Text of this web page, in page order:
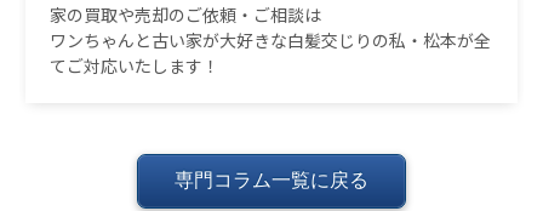
家の買取や売却のご依頼・ご相談は
ワンちゃんと古い家が大好きな白髪交じりの私・松本が全
てご対応いたします！
専門コラム一覧に戻る